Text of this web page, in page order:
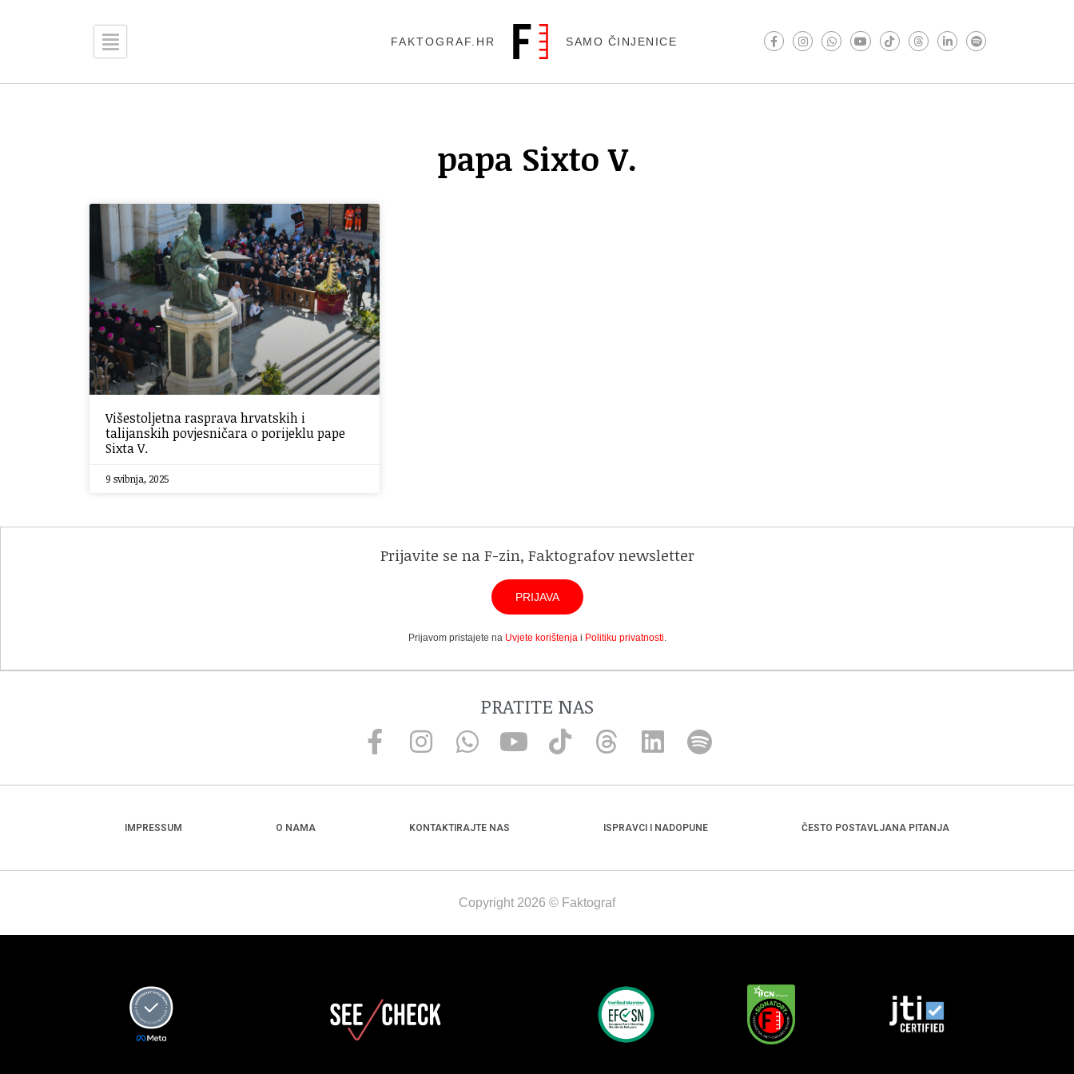
FAKTOGRAF.HR SAMO ČINJENICE
papa Sixto V.
Višestoljetna rasprava hrvatskih i
talijanskih povjesničara o porijeklu pape
Sixta V.
9 svibnja, 2025
Prijavite se na F-zin, Faktografov newsletter
PRIJAVA
Prijavom pristajete na Uvjete korištenjai Politiku privatnosti.
PRATITE NAS
IMPRESSUM O NAMA KONTAKTIRAJTE NAS ISPRAVCI I NADOPUNE ČESTO POSTAVLJANA PITANJA
Copyright 2026 © Faktograf